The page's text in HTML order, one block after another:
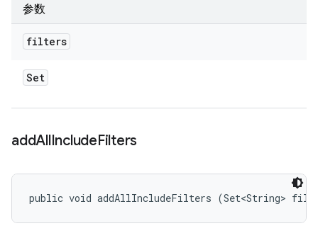
参数
filters
Set
addAllIncludeFilters
public void addAllIncludeFilters (Set<String>